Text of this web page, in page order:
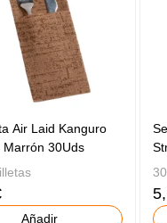
Air Laid Kanguro
Marrón 30Uds
Añadir